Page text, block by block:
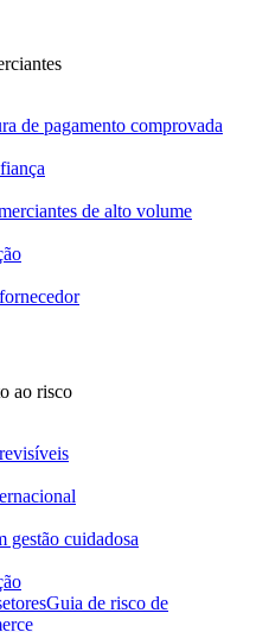
de pagamento comprovada
de alto volume
ao risco
gestão cuidadosa
Guia de risco de